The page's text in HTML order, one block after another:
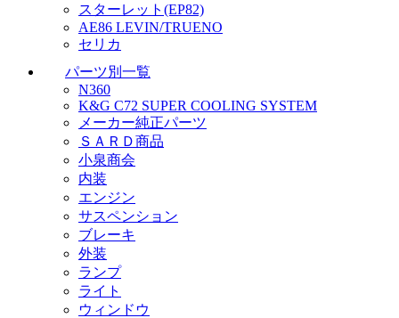
スターレット(EP82)
AE86 LEVIN/TRUENO
セリカ
パーツ別一覧
N360
K&G C72 SUPER COOLING SYSTEM
メーカー純正パーツ
ＳＡＲＤ商品
小泉商会
内装
エンジン
サスペンション
ブレーキ
外装
ランプ
ライト
ウィンドウ